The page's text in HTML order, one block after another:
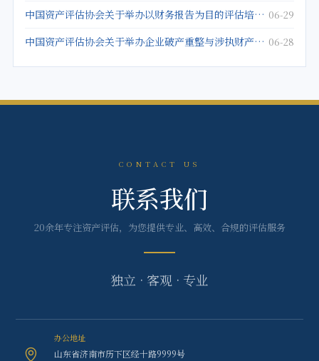
中国资产评估协会关于举办以财务报告为目的评估培训班的通知 06-29
中国资产评估协会关于举办企业破产重整与涉执财产评估培训班的通知 06-28
CONTACT US
联系我们
20余年专注资产评估，为您提供专业、高效、合规的评估服务
独立 · 客观 · 专业
办公地址
山东省济南市历下区经十路9999号